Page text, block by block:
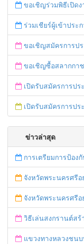
ขอเชิญร่วมพิธีเปิดง
ร่วมเชียร์ผู้เข้าประกวด
ขอเชิญสมัครการประกวดแข่ง
ขอเชิญซื้อสลากกาชาดการกุ
เปิดรับสมัครการประก
เปิดรับสมัครการประกวด
ข่าวล่าสุด
การเตรียมการป้องกั
จังหวัดพระนครศรีอยุธยา บูรณาการหน่วยงานที่เกี่ยวข้อง ลงพื้นที่จัดระเบียบและดำเนินมาตรก
จังหวัดพระนครศรีอยุธยา ปล่อยแถวตำรวจ ทหาร ฝ่ายปกครอง กว่า 100
วิธีเล่นสงกรานต์สร้
แขวงทางหลวงชนบทพระนครศรีอยุธยา "ร่วม